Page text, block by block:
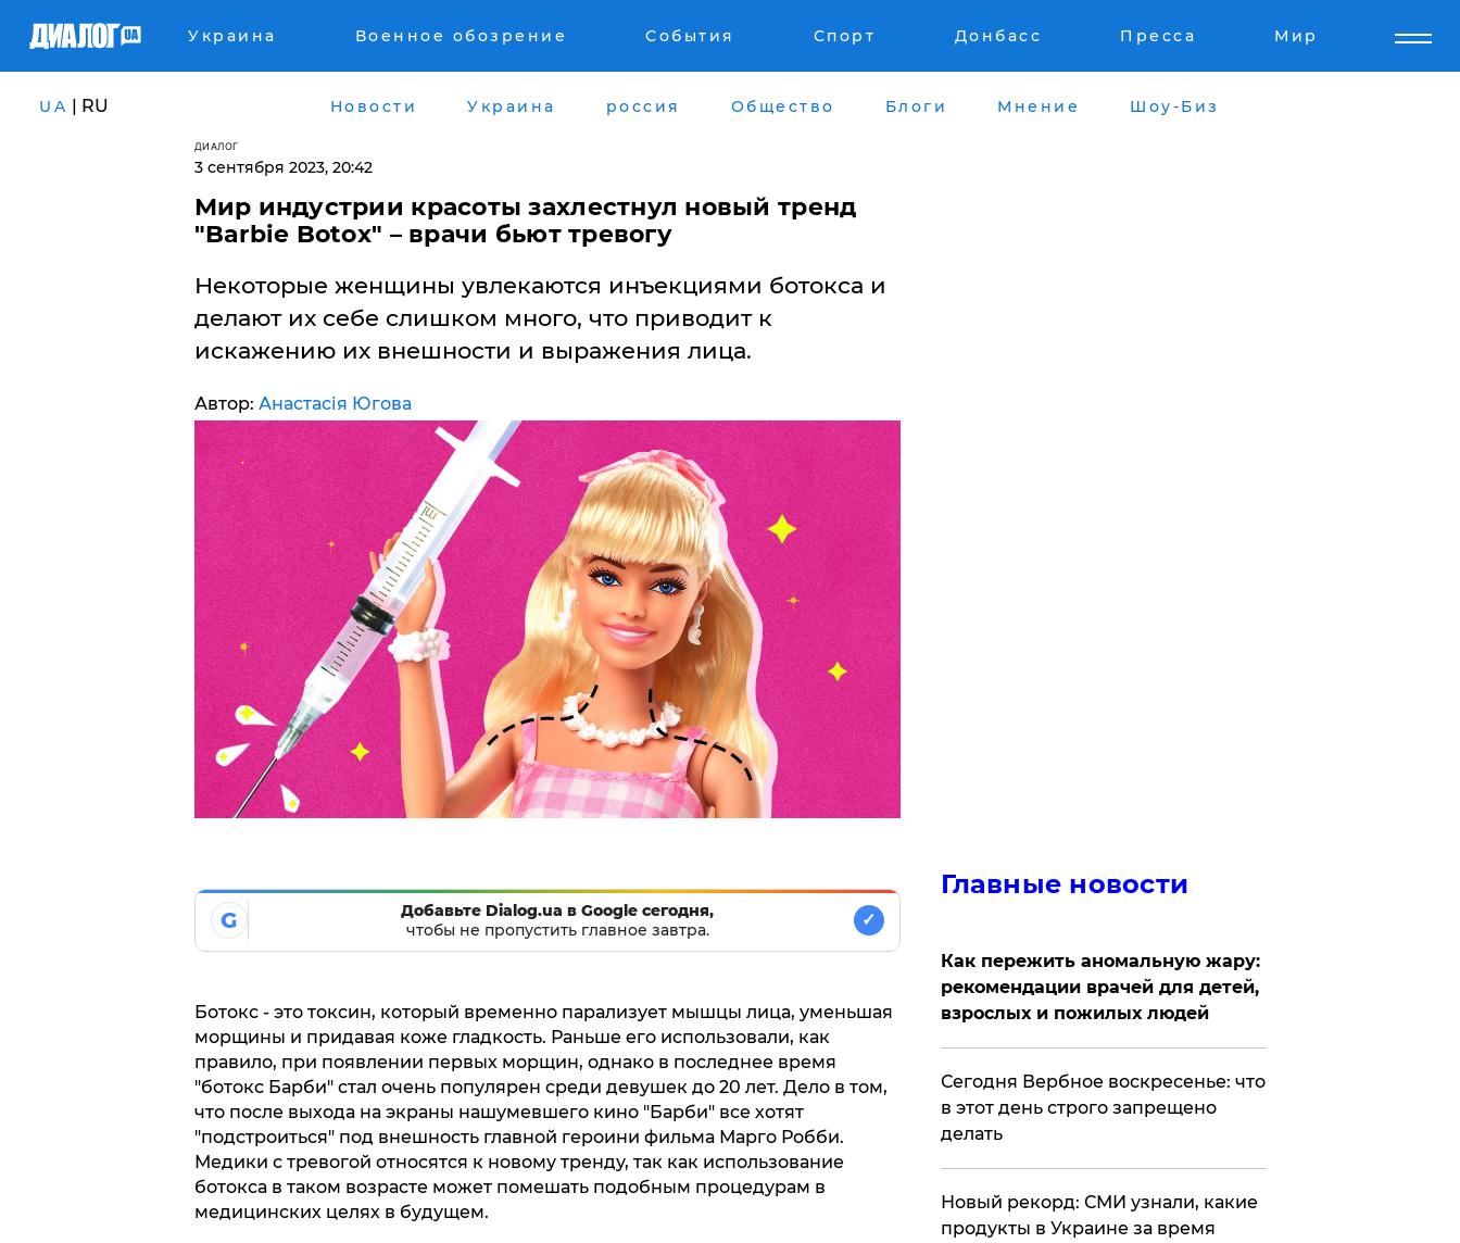
Украина Военное обозрение События Спорт Донбасс Пресса Мир
UA | RU Новости Украина россия Общество Блоги Мнение Шоу-Биз
ДИАЛОГ
3 сентября 2023, 20:42
Мир индустрии красоты захлестнул новый тренд
"Barbie Botox" – врачи бьют тревогу
Некоторые женщины увлекаются инъекциями ботокса и
делают их себе слишком много, что приводит к
искажению их внешности и выражения лица.
Автор: Анастасія Югова
G
Добавьте Dialog.ua в Google сегодня,
чтобы не пропустить главное завтра.
✓
Ботокс - это токсин, который временно парализует мышцы лица, уменьшая
морщины и придавая коже гладкость. Раньше его использовали, как
правило, при появлении первых морщин, однако в последнее время
"ботокс Барби" стал очень популярен среди девушек до 20 лет. Дело в том,
что после выхода на экраны нашумевшего кино "Барби" все хотят
"подстроиться" под внешность главной героини фильма Марго Робби.
Медики с тревогой относятся к новому тренду, так как использование
ботокса в таком возрасте может помешать подобным процедурам в
медицинских целях в будущем.
Главные новости
Как пережить аномальную жару:
рекомендации врачей для детей,
взрослых и пожилых людей
​Сегодня Вербное воскресенье: что
в этот день строго запрещено
делать
Новый рекорд: СМИ узнали, какие
продукты в Украине за время